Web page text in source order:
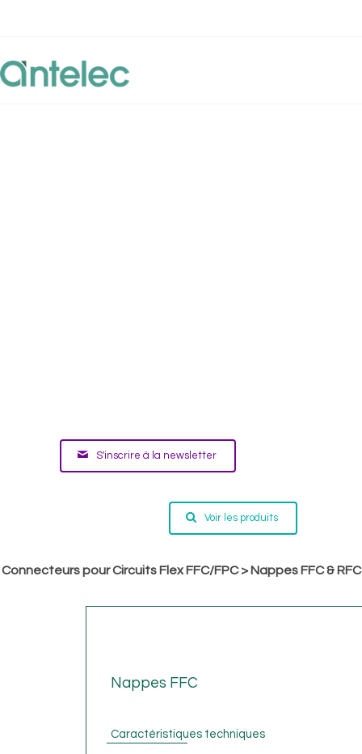
S'inscrire à la newsletter
Voir les produits
Connecteurs pour Circuits Flex FFC/FPC>Nappes FFC & RFC
Nappes FFC
Caractéristiques techniques